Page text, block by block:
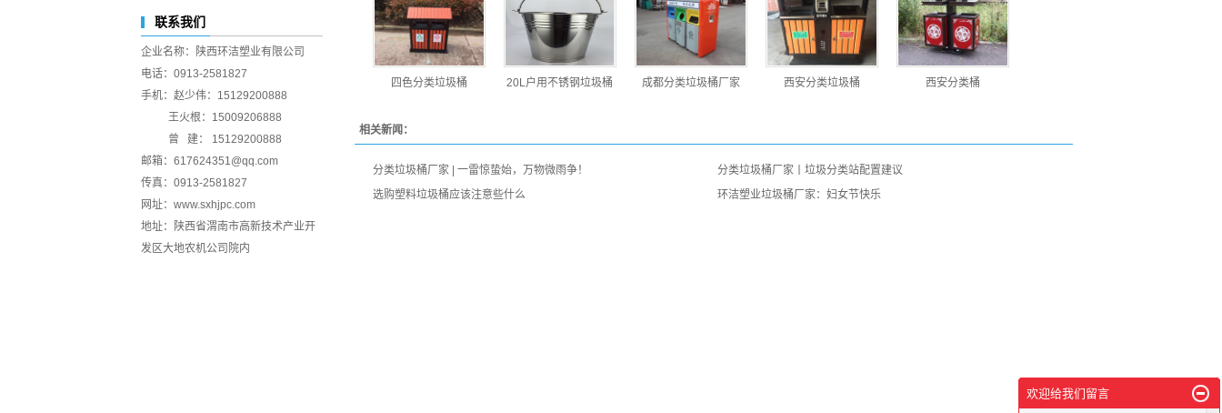
联系我们
企业名称：陕西环洁塑业有限公司
电话：0913-2581827
手机：赵少伟：15129200888
王火根：15009206888
曾 建： 15129200888
邮箱：617624351@qq.com
传真：0913-2581827
网址：www.sxhjpc.com
地址：陕西省渭南市高新技术产业开
发区大地农机公司院内
四色分类垃圾桶 20L户用不锈钢垃圾桶 成都分类垃圾桶厂家 西安分类垃圾桶 西安分类桶
相关新闻：
分类垃圾桶厂家 | 一雷惊蛰始，万物微雨争！
分类垃圾桶厂家丨垃圾分类站配置建议
选购塑料垃圾桶应该注意些什么
环洁塑业垃圾桶厂家：妇女节快乐
欢迎给我们留言